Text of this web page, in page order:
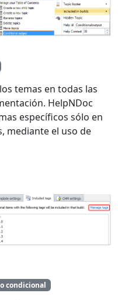
temas en todas las
HelpNDoc
específicos sólo en
mediante el uso de
condicional